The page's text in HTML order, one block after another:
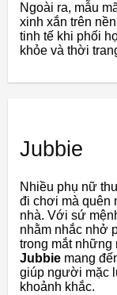
Ngoài ra, mẫu
xinh xắn trên
tinh tế khi phối
khỏe và thời
Jubbie
Nhiều phụ nữ
đi chơi mà quên
nhà. Với sứ
nhằm nhắc nhở
trong mắt những
Jubbie mang
giúp người mặc
khoảnh khắc.